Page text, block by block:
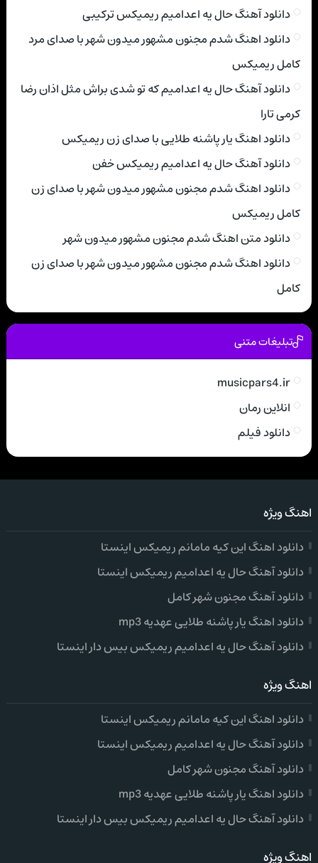
دانلود آهنگ حال یه اعدامیم ریمیکس ترکیبی
دانلود اهنگ شدم مجنون مشهور میدون شهر با صدای مرد
کامل ریمیکس
دانلود آهنگ حال یه اعدامیم که تو شدی براش مثل اذان رضا
کرمی تارا
دانلود اهنگ یار پاشنه طلایی با صدای زن ریمیکس
دانلود آهنگ حال یه اعدامیم ریمیکس خفن
دانلود اهنگ شدم مجنون مشهور میدون شهر با صدای زن
کامل ریمیکس
دانلود متن اهنگ شدم مجنون مشهور میدون شهر
دانلود اهنگ شدم مجنون مشهور میدون شهر با صدای زن
کامل
تبلیغات متنی
musicpars4.ir
انلاین رمان
دانلود فیلم
اهنگ ویژه
دانلود اهنگ این کیه مامانم ریمیکس اینستا
دانلود آهنگ حال یه اعدامیم ریمیکس اینستا
دانلود آهنگ مجنون شهر کامل
دانلود اهنگ یار پاشنه طلایی عهدیه mp3
دانلود آهنگ حال یه اعدامیم ریمیکس بیس دار اینستا
اهنگ ویژه
دانلود اهنگ این کیه مامانم ریمیکس اینستا
دانلود آهنگ حال یه اعدامیم ریمیکس اینستا
دانلود آهنگ مجنون شهر کامل
دانلود اهنگ یار پاشنه طلایی عهدیه mp3
دانلود آهنگ حال یه اعدامیم ریمیکس بیس دار اینستا
اهنگ ویژه